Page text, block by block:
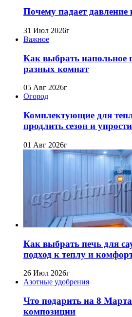
Почему падает давление
31 Июл 2026г
Важное
Как выбрать напольное
разных комнат
05 Авг 2026г
Огород
Комплектующие для
продлить сезон и
01 Авг 2026г
Как выбрать печь для
подход к теплу и
26 Июл 2026г
Азотные удобрения
Что подарить на 8
композиции